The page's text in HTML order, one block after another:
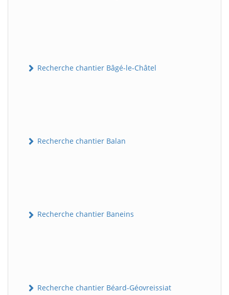
Recherche chantier Bâgé-le-Châtel
Recherche chantier Balan
Recherche chantier Baneins
Recherche chantier Béard-Géovreissiat